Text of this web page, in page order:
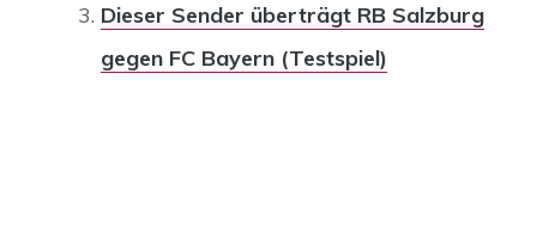
Dieser Sender überträgt RB Salzburg
gegen FC Bayern (Testspiel)